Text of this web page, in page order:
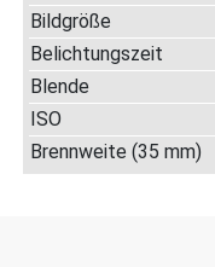
Bildgröße
Belichtungszeit
Blende
ISO
Brennweite (35 mm)